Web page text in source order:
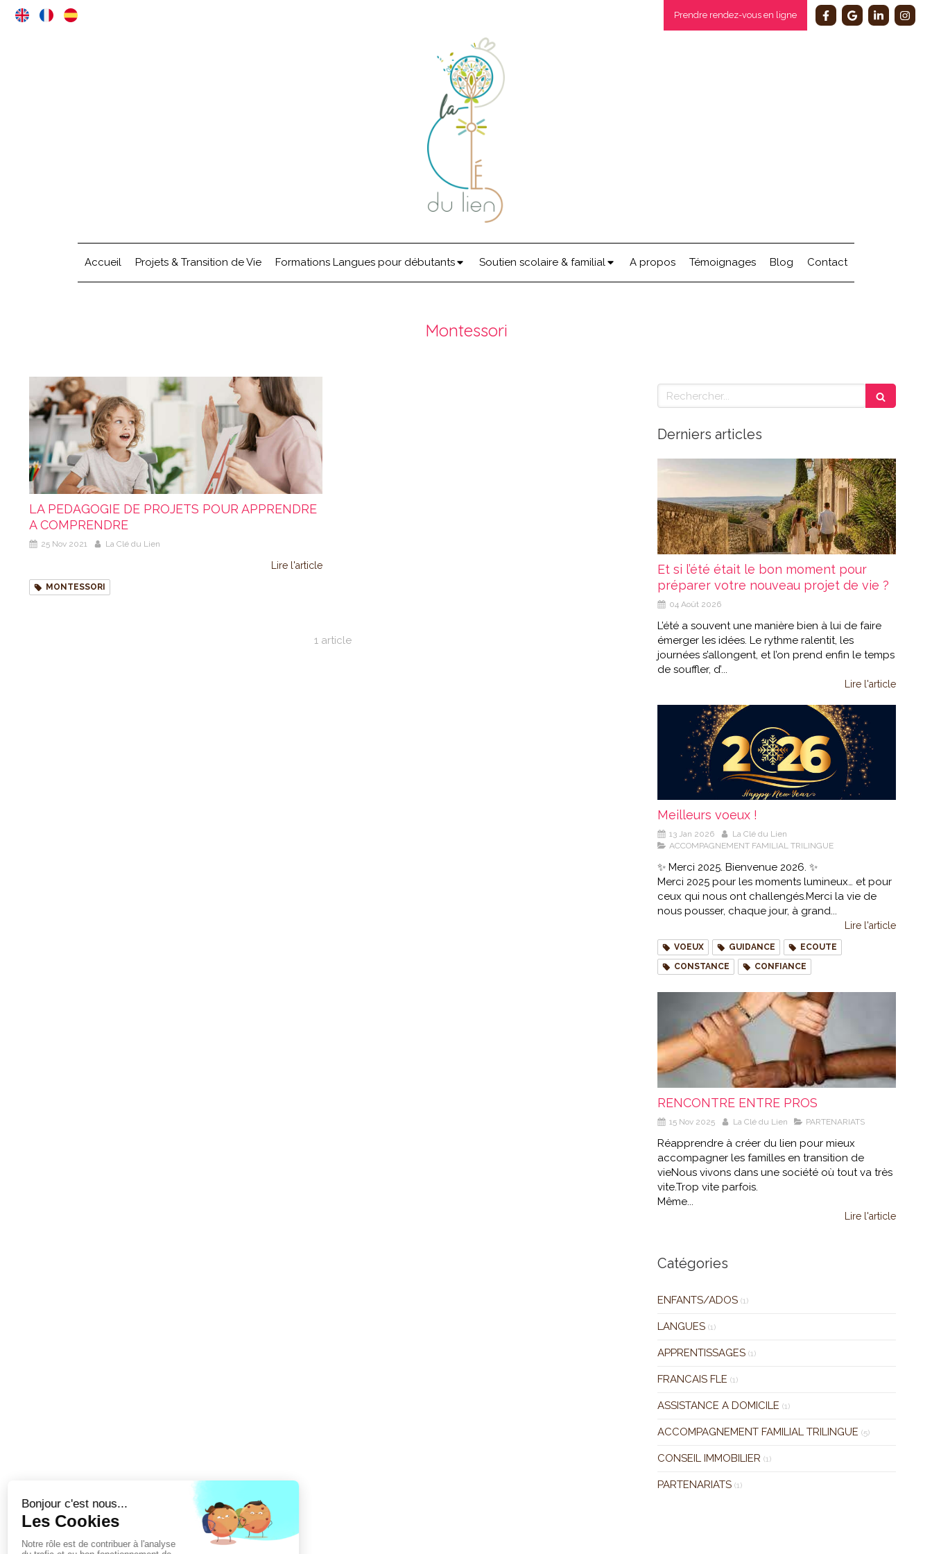
Prendre rendez-vous en ligne
Accueil Projets & Transition de Vie Formations Langues pour débutants Soutien scolaire & familial A propos Témoignages Blog Contact
Montessori
LA PEDAGOGIE DE PROJETS POUR APPRENDRE
A COMPRENDRE
25 Nov 2021 La Clé du Lien
Lire l'article
MONTESSORI
1 article
Rechercher
Derniers articles
Et si l’été était le bon moment pour
préparer votre nouveau projet de vie ?
04 Août 2026
L’été a souvent une manière bien à lui de faire
émerger les idées. Le rythme ralentit, les
journées s’allongent, et l’on prend enfin le temps
de souffler, d’...
Lire l'article
Meilleurs voeux !
13 Jan 2026
La Clé du Lien
ACCOMPAGNEMENT FAMILIAL TRILINGUE
✨ Merci 2025. Bienvenue 2026. ✨
Merci 2025 pour les moments lumineux… et pour
ceux qui nous ont challengés.Merci la vie de
nous pousser, chaque jour, à grand...
Lire l'article
VOEUX GUIDANCE
ECOUTE
CONSTANCE
CONFIANCE
RENCONTRE ENTRE PROS
15 Nov 2025 La Clé du Lien PARTENARIATS
Réapprendre à créer du lien pour mieux
accompagner les familles en transition de
vieNous vivons dans une société où tout va très
vite.Trop vite parfois.
Même...
Lire l'article
Catégories
ENFANTS/ADOS (1)
LANGUES (1)
APPRENTISSAGES (1)
FRANCAIS FLE (1)
ASSISTANCE A DOMICILE (1)
ACCOMPAGNEMENT FAMILIAL TRILINGUE (5)
CONSEIL IMMOBILIER (1)
PARTENARIATS (1)